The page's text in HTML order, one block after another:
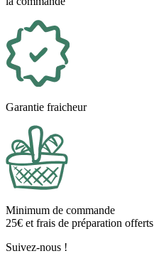
Garantie fraicheur
Minimum de commande
25€ et frais de préparation offerts
Suivez-nous !